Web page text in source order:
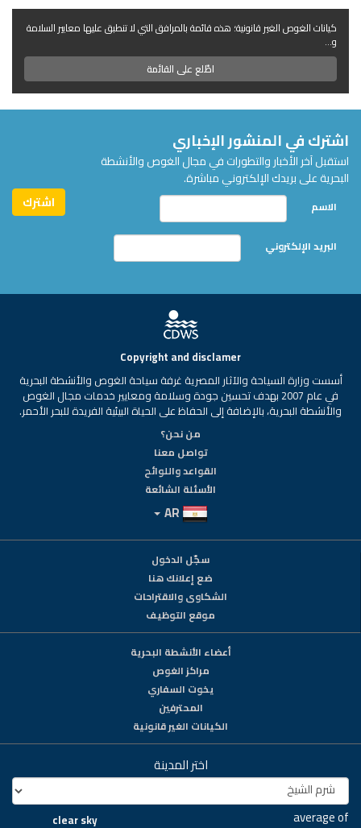
كيانات الغوص الغير قانونية؛ هذه قائمة بالمرافق التي لا تنطبق عليها معايير السلامة
و...
اطّلع على القائمة
اشترك في المنشور الإخباري
استقبل آخر الأخبار والتطورات في مجال الغوص والأنشطة
البحرية على بريدك الإلكتروني مباشرة.
الاسم
البريد الإلكتروني
Copyright and disclamer
أسست وزارة السياحة والآثار المصرية غرفة سياحة الغوص والأنشطة البحرية
في عام 2007 بهدف تحسين جودة وسلامة ومعايير خدمات مجال الغوص
والأنشطة البحرية، بالإضافة إلى الحفاظ على الحياة البيئية الفريدة للبحر الأحمر.
من نحن؟
تواصل معنا
القواعد واللوائح
الأسئلة الشائعة
سجّل الدخول
ضع إعلانك هنا
الشكاوى والاقتراحات
موقع التوظيف
أعضاء الأنشطة البحرية
مراكز الغوص
يخوت السفاري
المحترفين
الكيانات الغير قانونية
اختر المدينة
average of
clear sky